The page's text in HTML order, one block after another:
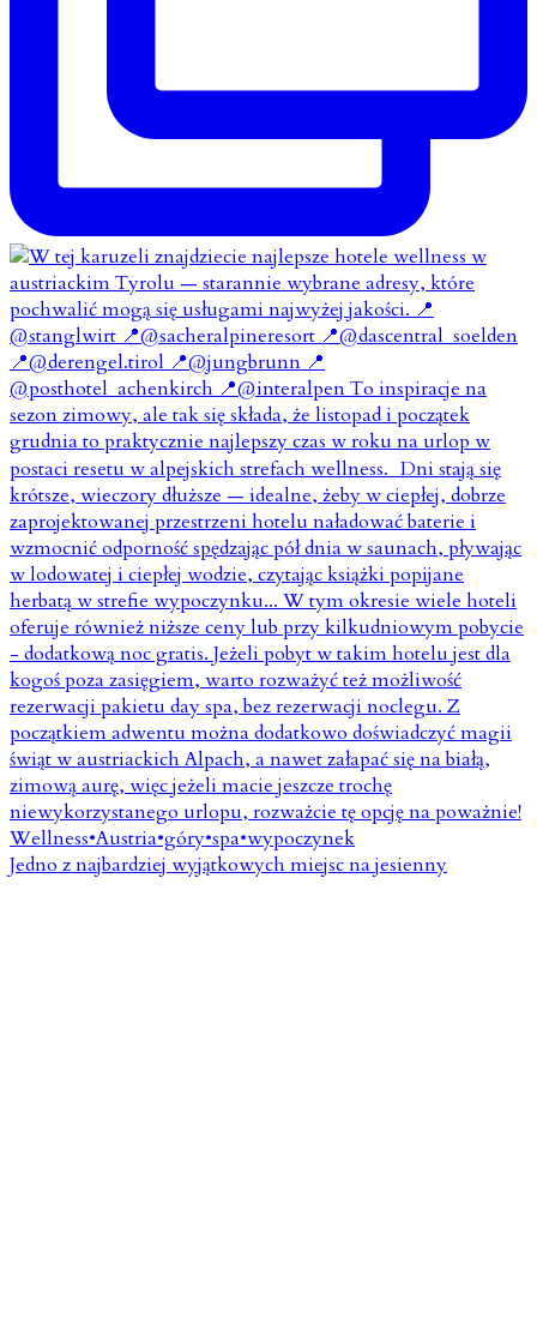
Jedno z najbardziej wyjątkowych miejsc na jesienny